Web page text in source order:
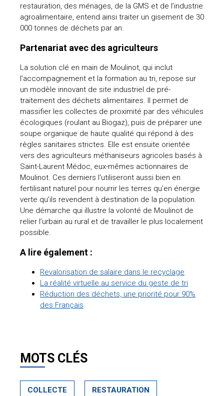
restauration, des ménages, de la GMS et de l’industrie
agroalimentaire, entend ainsi traiter un gisement de 30
000 tonnes de déchets par an.
Partenariat avec des agriculteurs
La solution clé en main de Moulinot, qui inclut
l’accompagnement et la formation au tri, repose sur
un modèle innovant de site industriel de pré-
traitement des déchets alimentaires. Il permet de
massifier les collectes de proximité par des véhicules
écologiques (roulant au Biogaz), puis de préparer une
soupe organique de haute qualité qui répond à des
règles sanitaires strictes. Elle est ensuite orientée
vers des agriculteurs méthaniseurs agricoles basés à
Saint-Laurent Médoc, eux-mêmes actionnaires de
Moulinot. Ces derniers l'utiliseront aussi bien en
fertilisant naturel pour nourrir les terres qu’en énergie
verte qu’ils revendent à destination de la population.
Une démarche qui illustre la volonté de Moulinot de
relier l’urbain au rural et de travailler le plus localement
possible.
A lire également :
Revalorisation de salaire dans le recyclage
La réalité virtuelle au service du geste de tri
Réduction des déchets, une priorité pour 90%
des Français
MOTS CLÉS
COLLECTE RESTAURATION